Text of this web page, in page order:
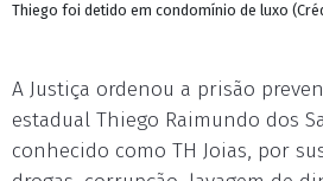
Thiego foi detido em condomínio de luxo
A Justiça ordenou a prisão
estadual Thiego Raimundo dos
conhecido como TH Joias, por